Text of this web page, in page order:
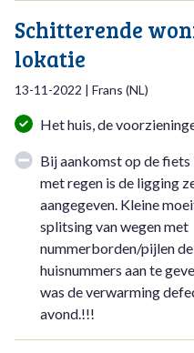
Schitterende
lokatie
13-11-2022 | Frans (NL)
Het huis, de
Bij aankomst op de fiets
met regen is de ligging
aangegeven. Kleine
splitsing van wegen met
nummerborden/pijlen
huisnummers aan te
was de verwarming
avond.!!!